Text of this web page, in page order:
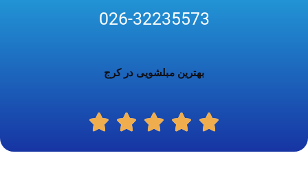
026-32235573
بهترین مبلشویی در کرج